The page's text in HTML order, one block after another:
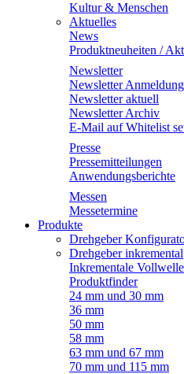
Kultur & Menschen
Aktuelles
News
Produktneuheiten /
Newsletter
Newsletter Anmeldung
Newsletter aktuell
Newsletter Archiv
E-Mail auf Whitelist
Presse
Pressemitteilungen
Anwendungsberichte
Messen
Messetermine
Produkte
Drehgeber
Drehgeber inkremental
Inkrementale
Produktfinder
24 mm und 30 mm
36 mm
50 mm
58 mm
63 mm und 67 mm
70 mm und 115 mm